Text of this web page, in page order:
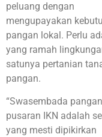
peluang dengan
mengupayakan
pangan lokal. Perlu
yang ramah
satunya pertanian
pangan.
“Swasembada
pusaran IKN adalah
yang mesti dipikirkan